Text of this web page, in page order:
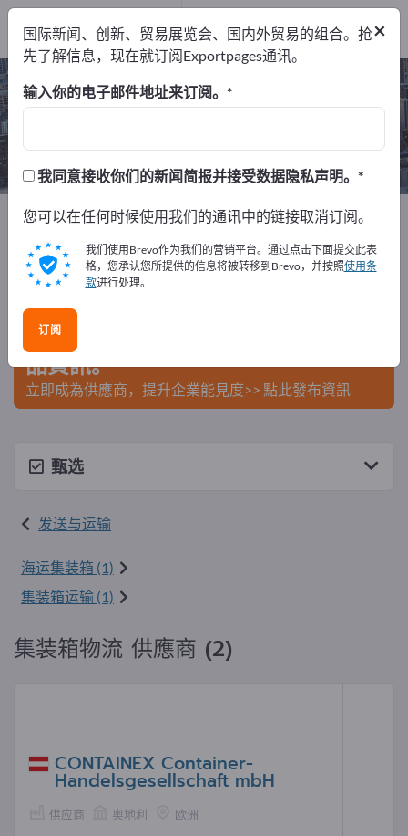
集装箱物流 – 查找制造商和供应商
2 1 1
经销商1
服务提供商1
Exportpages 商务服务 发送与运输 集装箱物流
在Exportpages免費刊登廣告！
在Exportpages上發布您的公司與產
品資訊。
立即成為供應商，提升企業能見度>> 點此發布資訊
甄选
发送与运输
海运集装箱 (1)
集装箱运输 (1)
集装箱物流 供應商 (2)
CONTAINEX Container-
Handelsgesellschaft mbH
供应商 奥地利 欧洲
×
国际新闻、创新、贸易展览会、国内外贸易的组合。抢
先了解信息，现在就订阅Exportpages通讯。
输入你的电子邮件地址来订阅。
我同意接收你们的新闻简报并接受数据隐私声明。
您可以在任何时候使用我们的通讯中的链接取消订阅。
我们使用Brevo作为我们的营销平台。通过点击下面提交此表
格，您承认您所提供的信息将被转移到Brevo，并按照使用条
款进行处理。
订阅